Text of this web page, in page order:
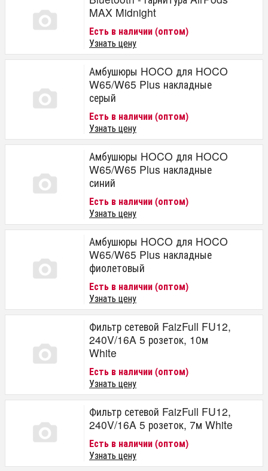
MAX Midnight
Есть в наличии (оптом)
Узнать цену
Амбушюры HOCO для HOCO
W65/W65 Plus накладные
серый
Есть в наличии (оптом)
Узнать цену
Амбушюры HOCO для HOCO
W65/W65 Plus накладные
синий
Есть в наличии (оптом)
Узнать цену
Амбушюры HOCO для HOCO
W65/W65 Plus накладные
фиолетовый
Есть в наличии (оптом)
Узнать цену
Фильтр сетевой FaizFull FU12,
240V/16A 5 розеток, 10м
White
Есть в наличии (оптом)
Узнать цену
Фильтр сетевой FaizFull FU12,
240V/16A 5 розеток, 7м White
Есть в наличии (оптом)
Узнать цену